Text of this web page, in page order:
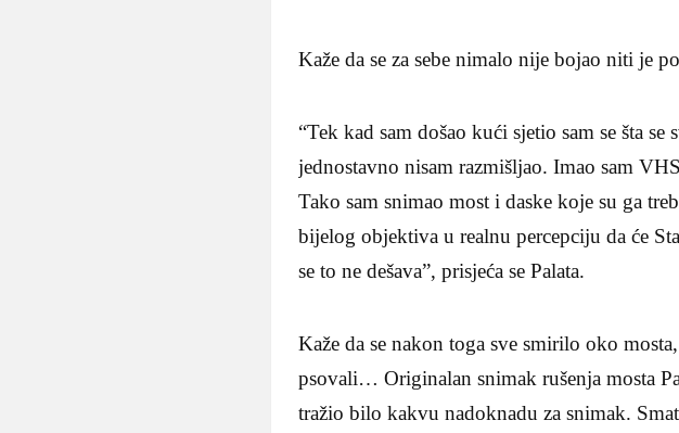
Kaže da se za sebe nimalo nije bojao niti je
“Tek kad sam došao kući sjetio sam se šta
jednostavno nisam razmišljao. Imao sam
Tako sam snimao most i daske koje su ga
bijelog objektiva u realnu percepciju da će
se to ne dešava”, prisjeća se Palata.
Kaže da se nakon toga sve smirilo oko
psovali… Originalan snimak rušenja mosta
tražio bilo kakvu nadoknadu za snimak.